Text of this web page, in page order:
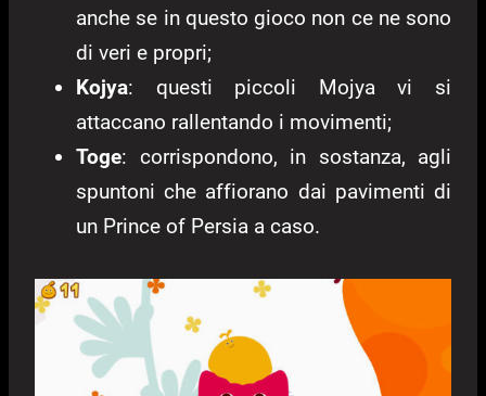
anche se in questo gioco non ce ne sono
di veri e propri;
Kojya: questi piccoli Mojya vi si
attaccano rallentando i movimenti;
Toge: corrispondono, in sostanza, agli
spuntoni che affiorano dai pavimenti di
un Prince of Persia a caso.